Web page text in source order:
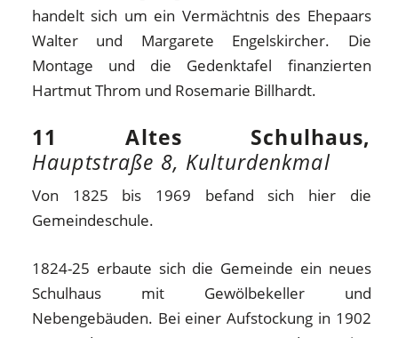
handelt sich um ein Vermächtnis des Ehepaars
Walter und Margarete Engelskircher. Die
Montage und die Gedenktafel finanzierten
Hartmut Throm und Rosemarie Billhardt.
11 Altes Schulhaus,
Hauptstraße 8, Kulturdenkmal
Von 1825 bis 1969 befand sich hier die
Gemeindeschule.
1824-25 erbaute sich die Gemeinde ein neues
Schulhaus mit Gewölbekeller und
Nebengebäuden. Bei einer Aufstockung in 1902